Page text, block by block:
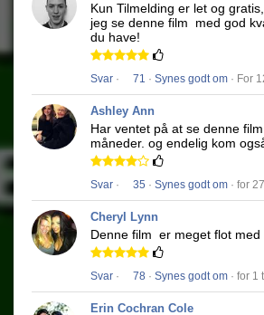
Kun Tilmelding er let og
jeg se denne film
med god
du have!
Svar · 71 · Synes godt om · For
Ashley Ann
Har ventet på at se denne
måneder. og endelig kom
Svar · 35 · Synes godt om · for
Cheryl Lynn
Denne film er meget flot med
Svar · 78 · Synes godt om · for 1
Erin Cochran Cole